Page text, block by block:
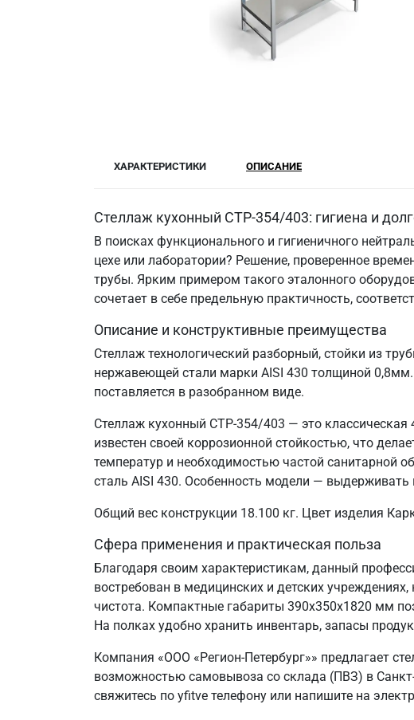
ХАРАКТЕРИСТИКИ ОПИСАНИЕ
Стеллаж кухонный СТР-354/403: гигиена и
В поисках функционального и гигиеничного
цехе или лаборатории? Решение, проверенное
трубы. Ярким примером такого эталонного
сочетает в себе предельную практичность,
Описание и конструктивные преимущества
Стеллаж технологический разборный, стойки из
нержавеющей стали марки AISI 430 толщиной
поставляется в разобранном виде.
Стеллаж кухонный СТР-354/403 — это
известен своей коррозионной стойкостью, что
температур и необходимостью частой санитарной
сталь AISI 430. Особенность модели — выдерживать
Общий вес конструкции 18.100 кг. Цвет изделия
Сфера применения и практическая польза
Благодаря своим характеристикам, данный
востребован в медицинских и детских
чистота. Компактные габариты 390х350х1820 мм
На полках удобно хранить инвентарь, запасы
Компания «ООО «Регион-Петербург»» предлагает
возможностью самовывоза со склада (ПВЗ) в
свяжитесь по yfitve телефону или напишите на